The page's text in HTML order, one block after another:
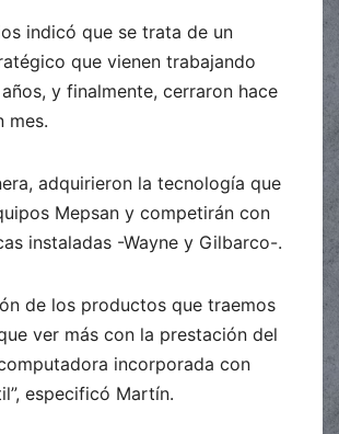
indicó que se trata de un
que vienen trabajando
y finalmente, cerraron hace
mes.
adquirieron la tecnología que
Mepsan y competirán con
instaladas -Wayne y Gilbarco-.
de los productos que traemos
ver más con la prestación del
incorporada con
especificó Martín.